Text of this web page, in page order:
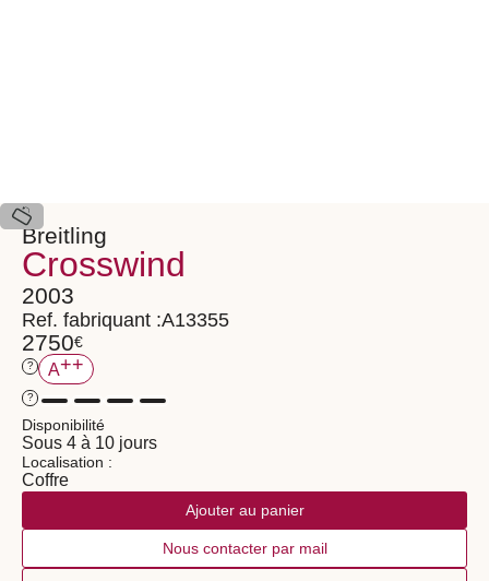
Breitling
Crosswind
2003
Ref. fabriquant :A13355
2750€
Ajouter au panier
Nous contacter par mail
? A++
?
Disponibilité
Sous 4 à 10 jours
Localisation :
Coffre